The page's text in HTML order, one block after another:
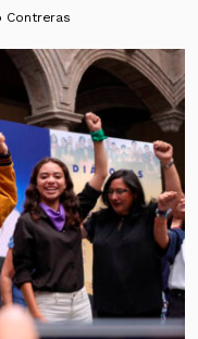
Contreras